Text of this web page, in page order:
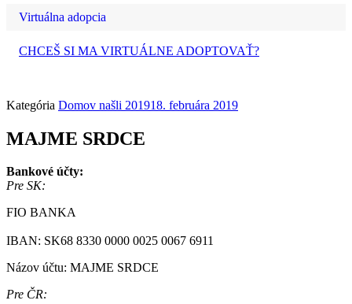
Virtuálna adopcia
CHCEŠ SI MA VIRTUÁLNE ADOPTOVAŤ?
Kategória Domov našli 201918. februára 2019
MAJME SRDCE
Bankové účty:
Pre SK:
FIO BANKA
IBAN: SK68 8330 0000 0025 0067 6911
Názov účtu: MAJME SRDCE
Pre ČR: